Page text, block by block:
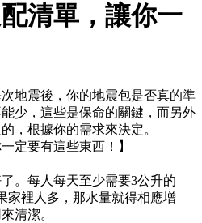
清單，讓你一
地震後，你的地震包是否真的準
少，這些是保命的關鍵，而另外
，根據你的需求來決定。
定要有這些東西！】
。每人每天至少需要3公升的
家裡人多，那水量就得相應增
清潔。